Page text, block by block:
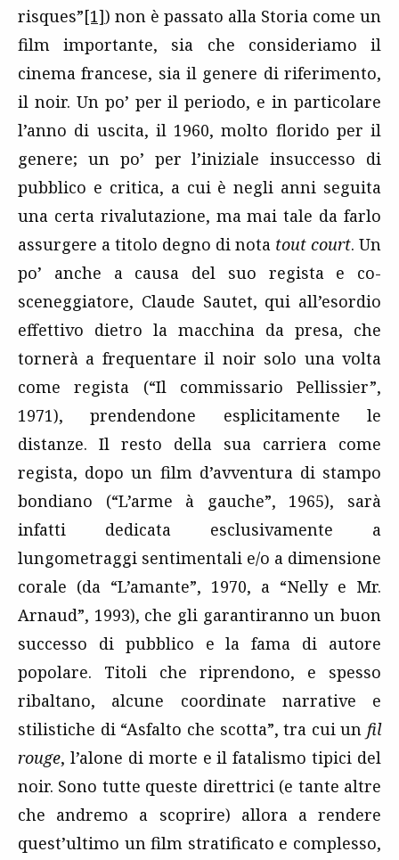
risques”[1]) non è passato alla Storia come un
film importante, sia che consideriamo il
cinema francese, sia il genere di riferimento,
il noir. Un po’ per il periodo, e in particolare
l’anno di uscita, il 1960, molto florido per il
genere; un po’ per l’iniziale insuccesso di
pubblico e critica, a cui è negli anni seguita
una certa rivalutazione, ma mai tale da farlo
assurgere a titolo degno di nota tout court. Un
po’ anche a causa del suo regista e co-
sceneggiatore, Claude Sautet, qui all’esordio
effettivo dietro la macchina da presa, che
tornerà a frequentare il noir solo una volta
come regista (“Il commissario Pellissier”,
1971), prendendone esplicitamente le
distanze. Il resto della sua carriera come
regista, dopo un film d’avventura di stampo
bondiano (“L’arme à gauche”, 1965), sarà
infatti dedicata esclusivamente a
lungometraggi sentimentali e/o a dimensione
corale (da “L’amante”, 1970, a “Nelly e Mr.
Arnaud”, 1993), che gli garantiranno un buon
successo di pubblico e la fama di autore
popolare. Titoli che riprendono, e spesso
ribaltano, alcune coordinate narrative e
stilistiche di “Asfalto che scotta”, tra cui un fil
rouge, l’alone di morte e il fatalismo tipici del
noir. Sono tutte queste direttrici (e tante altre
che andremo a scoprire) allora a rendere
quest’ultimo un film stratificato e complesso,